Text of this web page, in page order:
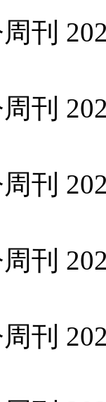
周刊
周刊
周刊
周刊
周刊